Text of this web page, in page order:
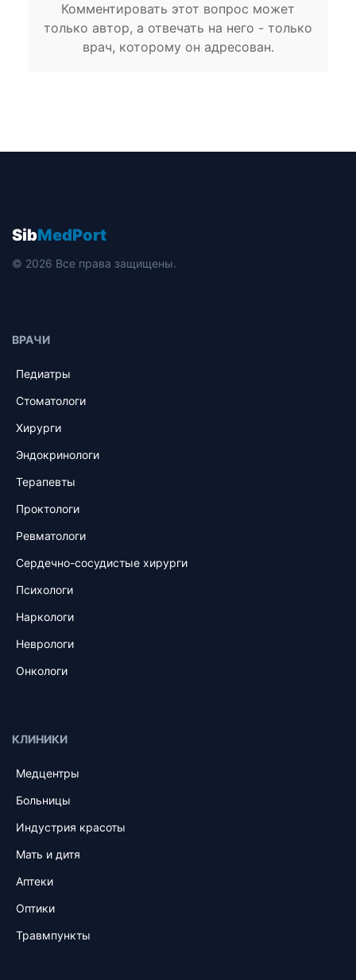
Комментировать этот вопрос может
только автор, а отвечать на него - только
врач, которому он адресован.
SibMedPort
© 2026 Все права защищены.
ВРАЧИ
Педиатры
Стоматологи
Хирурги
Эндокринологи
Терапевты
Проктологи
Ревматологи
Сердечно-сосудистые хирурги
Психологи
Наркологи
Неврологи
Онкологи
КЛИНИКИ
Медцентры
Больницы
Индустрия красоты
Мать и дитя
Аптеки
Оптики
Травмпункты